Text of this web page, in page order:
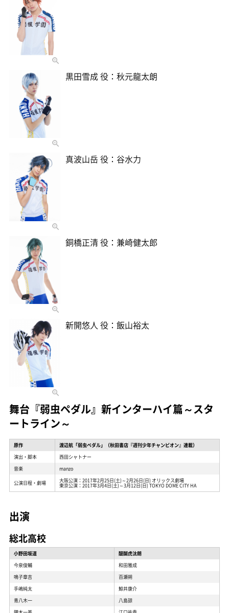
黒田雪成 役：秋元龍太朗
真波山岳 役：谷水力
銅橋正清 役：兼崎健太郎
新開悠人 役：飯山裕太
舞台『弱虫ペダル』新インターハイ篇～スタ
ートライン～
原作
渡辺航「弱虫ペダル」（秋田書店『週刊少年チャンピオン』連載）
演出・脚本
西田シャトナー
音楽
manzo
公演日程・劇場 大阪公演：2017年2月25日(土)～2月26日(日) オリックス劇場
東京公演：2017年3月4日(土)～3月12日(日) TOKYO DOME CITY HA
出演
総北高校
小野田坂道
醍醐虎汰朗
今泉俊輔
和田雅成
鳴子章吉
百瀬朔
手嶋純太
鯨井康介
青八木一
八島諒